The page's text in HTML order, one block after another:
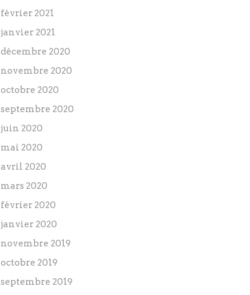
février 2021
janvier 2021
décembre 2020
novembre 2020
octobre 2020
septembre 2020
juin 2020
mai 2020
avril 2020
mars 2020
février 2020
janvier 2020
novembre 2019
octobre 2019
septembre 2019